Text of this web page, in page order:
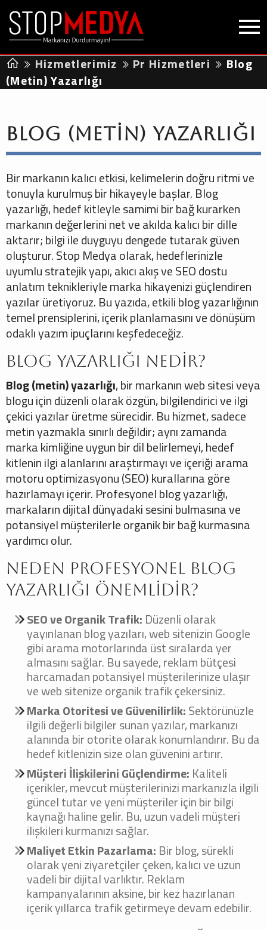
Hizmetlerimiz Pr Hizmetleri
Blog
(Metin) Yazarlığı
Blog (Metin) Yazarlığı
Bir markanın kalıcı etkisi, kelimelerin doğru ritmi ve
tonuyla kurulmuş bir hikayeyle başlar. Blog
yazarlığı, hedef kitleyle samimi bir bağ kurarken
markanın değerlerini net ve akılda kalıcı bir dille
aktarır; bilgi ile duyguyu dengede tutarak güven
oluşturur. Stop Medya olarak, hedeflerinizle
uyumlu stratejik yapı, akıcı akış ve SEO dostu
anlatım teknikleriyle marka hikayenizi güçlendiren
yazılar üretiyoruz. Bu yazıda, etkili blog yazarlığının
temel prensiplerini, içerik planlamasını ve dönüşüm
odaklı yazım ipuçlarını keşfedeceğiz.
Blog Yazarlığı Nedir?
Blog (metin) yazarlığı, bir markanın web sitesi veya
blogu için düzenli olarak özgün, bilgilendirici ve ilgi
çekici yazılar üretme sürecidir. Bu hizmet, sadece
metin yazmakla sınırlı değildir; aynı zamanda
marka kimliğine uygun bir dil belirlemeyi, hedef
kitlenin ilgi alanlarını araştırmayı ve içeriği arama
motoru optimizasyonu (SEO) kurallarına göre
hazırlamayı içerir. Profesyonel blog yazarlığı,
markaların dijital dünyadaki sesini bulmasına ve
potansiyel müşterilerle organik bir bağ kurmasına
yardımcı olur.
Neden Profesyonel Blog
Yazarlığı Önemlidir?
SEO ve Organik Trafik: Düzenli olarak
yayınlanan blog yazıları, web sitenizin Google
gibi arama motorlarında üst sıralarda yer
almasını sağlar. Bu sayede, reklam bütçesi
harcamadan potansiyel müşterilerinize ulaşır
ve web sitenize organik trafik çekersiniz.
Marka Otoritesi ve Güvenilirlik:Sektörünüzle
ilgili değerli bilgiler sunan yazılar, markanızı
alanında bir otorite olarak konumlandırır. Bu da
hedef kitlenizin size olan güvenini artırır.
Müşteri İlişkilerini Güçlendirme: Kaliteli
içerikler, mevcut müşterilerinizi markanızla ilgili
güncel tutar ve yeni müşteriler için bir bilgi
kaynağı haline gelir. Bu, uzun vadeli müşteri
ilişkileri kurmanızı sağlar.
Maliyet Etkin Pazarlama: Bir blog, sürekli
olarak yeni ziyaretçiler çeken, kalıcı ve uzun
vadeli bir dijital varlıktır. Reklam
kampanyalarının aksine, bir kez hazırlanan
içerik yıllarca trafik getirmeye devam edebilir.